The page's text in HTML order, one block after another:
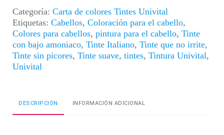
Color
Rubio
Oscuro
Cenizo
|
6.1
Categoría: Carta de colores Tintes Univital
Etiquetas: Cabellos, Coloración para el cabello,
Colores para cabellos, pintura para el cabello, Tinte
con bajo amoniaco, Tinte Italiano, Tinte que no irrite,
Tinte sin picores, Tinte suave, tintes, Tintura Univital,
Univital
DESCRIPCIÓN INFORMACIÓN ADICIONAL